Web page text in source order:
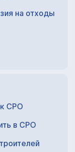
на отходы
СРО
в СРО